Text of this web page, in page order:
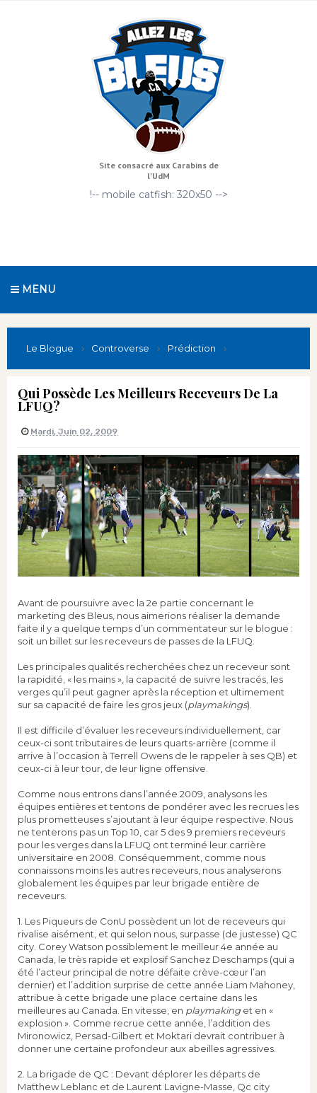
Site consacré aux Carabins de
l'UdM
!-- mobile catfish: 320x50 -->
MENU
Le Blogue Controverse Prédiction
Qui Possède Les Meilleurs Receveurs De La
LFUQ?
Mardi, Juin 02, 2009
Avant de poursuivre avec la 2e partie concernant le
marketing des Bleus, nous aimerions réaliser la demande
faite il y a quelque temps d’un commentateur sur le blogue :
soit un billet sur les receveurs de passes de la LFUQ.
Les principales qualités recherchées chez un receveur sont
la rapidité, « les mains », la capacité de suivre les tracés, les
verges qu’il peut gagner après la réception et ultimement
sur sa capacité de faire les gros jeux (playmakings).
Il est difficile d’évaluer les receveurs individuellement, car
ceux-ci sont tributaires de leurs quarts-arrière (comme il
arrive à l’occasion à Terrell Owens de le rappeler à ses QB) et
ceux-ci à leur tour, de leur ligne offensive.
Comme nous entrons dans l’année 2009, analysons les
équipes entières et tentons de pondérer avec les recrues les
plus prometteuses s’ajoutant à leur équipe respective. Nous
ne tenterons pas un Top 10, car 5 des 9 premiers receveurs
pour les verges dans la LFUQ ont terminé leur carrière
universitaire en 2008. Conséquemment, comme nous
connaissons moins les autres receveurs, nous analyserons
globalement les équipes par leur brigade entière de
receveurs.
1. Les Piqueurs de ConU possèdent un lot de receveurs qui
rivalise aisément, et qui selon nous, surpasse (de justesse) QC
city. Corey Watson possiblement le meilleur 4e année au
Canada, le très rapide et explosif Sanchez Deschamps (qui a
été l’acteur principal de notre défaite crève-cœur l’an
dernier) et l’addition surprise de cette année Liam Mahoney,
attribue à cette brigade une place certaine dans les
meilleures au Canada. En vitesse, en playmakinget en «
explosion ». Comme recrue cette année, l’addition des
Mironowicz, Persad-Gilbert et Moktari devrait contribuer à
donner une certaine profondeur aux abeilles agressives.
2. La brigade de QC : Devant déplorer les départs de
Matthew Leblanc et de Laurent Lavigne-Masse, Qc city